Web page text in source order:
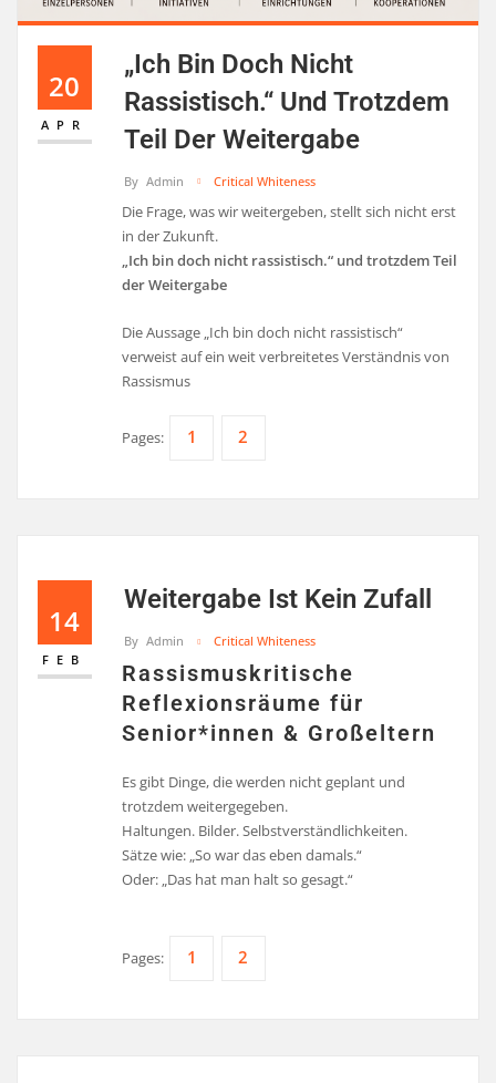
20
APR
„Ich Bin Doch Nicht
Rassistisch.“ Und Trotzdem
Teil Der Weitergabe
By Admin Critical Whiteness
Die Frage, was wir weitergeben, stellt sich nicht erst
in der Zukunft.
„Ich bin doch nicht rassistisch.“ und trotzdem Teil
der Weitergabe
Die Aussage „Ich bin doch nicht rassistisch“
verweist auf ein weit verbreitetes Verständnis von
Rassismus
Pages: 1 2
14
FEB
Weitergabe Ist Kein Zufall
By Admin Critical Whiteness
Rassismuskritische
Reflexionsräume für
Senior*innen & Großeltern
Es gibt Dinge, die werden nicht geplant und
trotzdem weitergegeben.
Haltungen. Bilder. Selbstverständlichkeiten.
Sätze wie: „So war das eben damals.“
Oder: „Das hat man halt so gesagt.“
Pages: 1 2